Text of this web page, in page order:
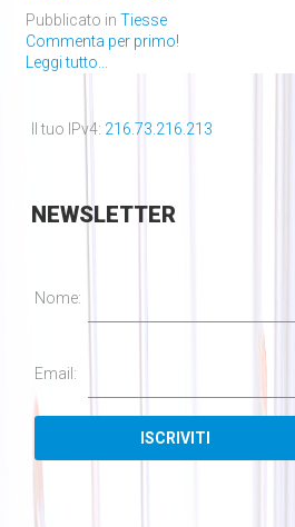
Pubblicato in Tiesse
Commenta per primo!
Leggi tutto...
Il tuo IPv4: 216.73.216.213
NEWSLETTER
Nome:
Email: